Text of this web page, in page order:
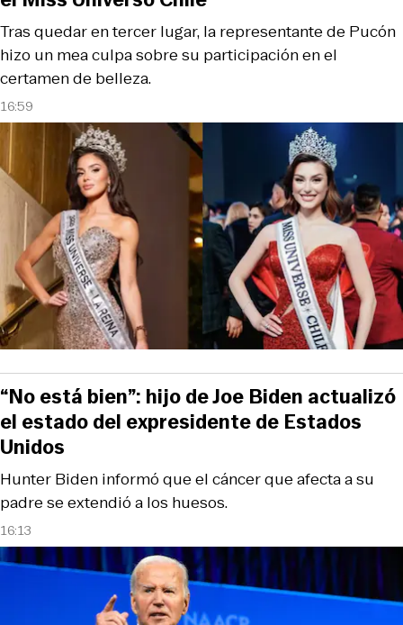
16:59
Tras quedar en tercer lugar, la representante de Pucón
hizo un mea culpa sobre su participación en el
certamen de belleza.
16:13
Hunter Biden informó que el cáncer que afecta a su
padre se extendió a los huesos.
“No está bien”: hijo de Joe Biden actualizó
el estado del expresidente de Estados
Unidos